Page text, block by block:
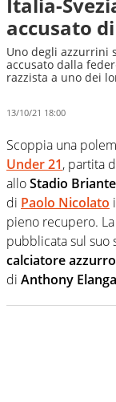
accusato
Uno degli azzurrini
accusato dalla
razzista a uno dei
13/10/21 18:00
Scoppia una
Under 21, partita
alloStadio
di Paolo Nicolato
pieno recupero.
pubblicata sul suo
calciatore azzurro
di Anthony Elanga